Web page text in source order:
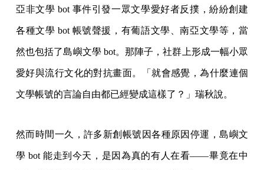
亞非文學 bot 事件引發一眾文學愛好者反撲，紛紛創建
各種文學 bot 帳號聲援，有葡語文學、南亞文學等，當
然也包括了島嶼文學 bot。那陣子，社群上形成一幅小眾
愛好與流行文化的對抗畫面。「就會感覺，為什麼連個
文學帳號的言論自由都已經變成這樣了？」瑞秋說。
然而時間一久，許多新創帳號因各種原因停運，島嶼文
學 bot 能走到今天，是因為真的有人在看——畢竟在中